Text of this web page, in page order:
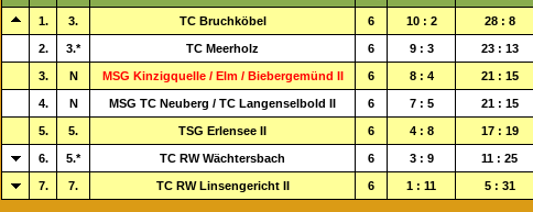
1. 3. TC Bruchköbel 6 10 : 2 28 : 8
2. 3.* TC Meerholz 6 9 : 3 23 : 13
3. N MSG Kinzigquelle / Elm / Biebergemünd II 6 8 : 4 21 : 15
4. N MSG TC Neuberg / TC Langenselbold II 6 7 : 5 21 : 15
5. 5. TSG Erlensee II 6 4 : 8 17 : 19
6. 5.* TC RW Wächtersbach 6 3 : 9 11 : 25
7. 7. TC RW Linsengericht II 6 1 : 11 5 : 31